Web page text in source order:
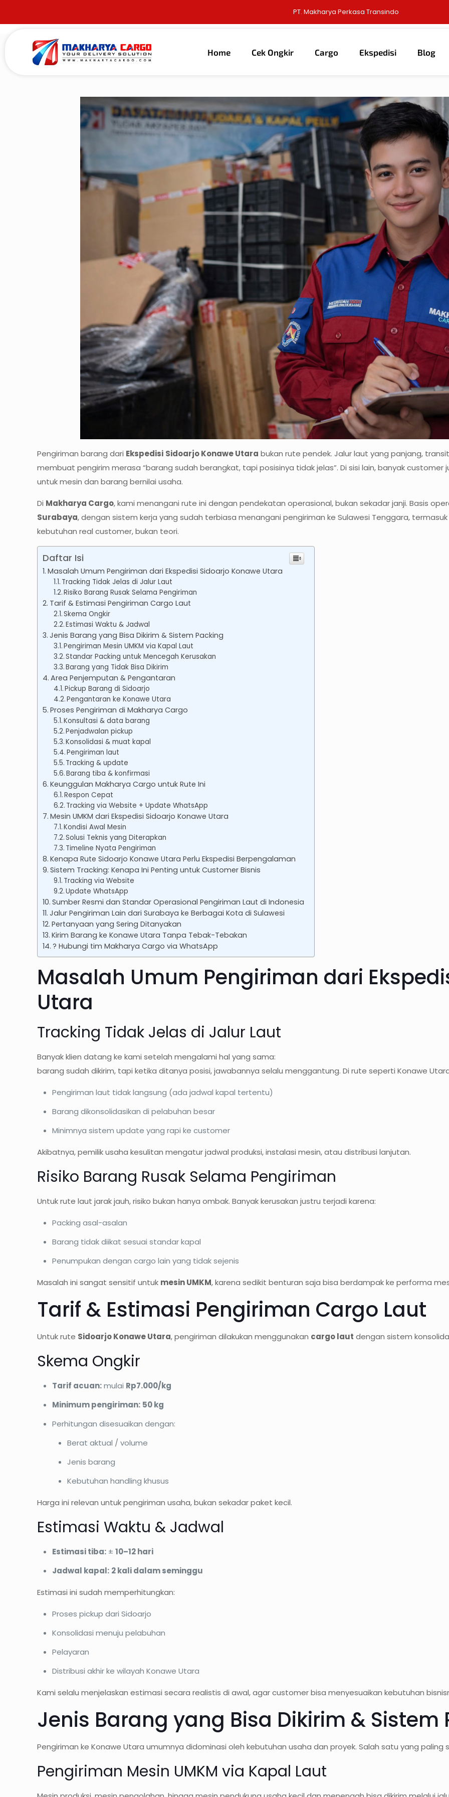
PT. Makharya Perkasa Transindo
Home Cek Ongkir Cargo Ekspedisi Blog
Published by alma gunaon 24 Januari 2026
Pengiriman barang dari Ekspedisi Sidoarjo Konawe Utara bukan rute pendek. Jalur laut yang panjang,
membuat pengirim merasa “barang sudah berangkat, tapi posisinya tidak jelas”. Di sisi lain, banyak customer
untuk mesin dan barang bernilai usaha.
Di Makharya Cargo, kami menangani rute ini dengan pendekatan operasional, bukan sekadar janji. Basis
Surabaya, dengan sistem kerja yang sudah terbiasa menangani pengiriman ke Sulawesi Tenggara,
kebutuhan real customer, bukan teori.
Daftar Isi
Masalah Umum Pengiriman dari Ekspedisi Sidoarjo Konawe Utara
Tracking Tidak Jelas di Jalur Laut
Risiko Barang Rusak Selama Pengiriman
Tarif & Estimasi Pengiriman Cargo Laut
Skema Ongkir
Estimasi Waktu & Jadwal
Jenis Barang yang Bisa Dikirim & Sistem Packing
Pengiriman Mesin UMKM via Kapal Laut
Standar Packing untuk Mencegah Kerusakan
Barang yang Tidak Bisa Dikirim
Area Penjemputan & Pengantaran
Pickup Barang di Sidoarjo
Pengantaran ke Konawe Utara
Proses Pengiriman di Makharya Cargo
Konsultasi & data barang
Penjadwalan pickup
Konsolidasi & muat kapal
Pengiriman laut
Tracking & update
Barang tiba & konfirmasi
Keunggulan Makharya Cargo untuk Rute Ini
Respon Cepat
Tracking via Website + Update WhatsApp
Mesin UMKM dari Ekspedisi Sidoarjo Konawe Utara
Kondisi Awal Mesin
Solusi Teknis yang Diterapkan
Timeline Nyata Pengiriman
Kenapa Rute Sidoarjo Konawe Utara Perlu Ekspedisi Berpengalaman
Sistem Tracking: Kenapa Ini Penting untuk Customer Bisnis
Tracking via Website
Update WhatsApp
Sumber Resmi dan Standar Operasional Pengiriman Laut di Indonesia
Jalur Pengiriman Lain dari Surabaya ke Berbagai Kota di Sulawesi
Pertanyaan yang Sering Ditanyakan
Kirim Barang ke Konawe Utara Tanpa Tebak-Tebakan
? Hubungi tim Makharya Cargo via WhatsApp
Masalah Umum Pengiriman dari
Utara
Tracking Tidak Jelas di Jalur Laut
Banyak klien datang ke kami setelah mengalami hal yang sama:
barang sudah dikirim, tapi ketika ditanya posisi, jawabannya selalu menggantung. Di rute seperti Konawe
Pengiriman laut tidak langsung (ada jadwal kapal tertentu)
Barang dikonsolidasikan di pelabuhan besar
Minimnya sistem update yang rapi ke customer
Akibatnya, pemilik usaha kesulitan mengatur jadwal produksi, instalasi mesin, atau distribusi lanjutan.
Risiko Barang Rusak Selama Pengiriman
Untuk rute laut jarak jauh, risiko bukan hanya ombak. Banyak kerusakan justru terjadi karena:
Packing asal-asalan
Barang tidak diikat sesuai standar kapal
Penumpukan dengan cargo lain yang tidak sejenis
Masalah ini sangat sensitif untuk mesin UMKM, karena sedikit benturan saja bisa berdampak ke performa
Tarif & Estimasi Pengiriman Cargo Laut
Untuk rute Sidoarjo Konawe Utara, pengiriman dilakukan menggunakan cargo laut dengan sistem
Skema Ongkir
Tarif acuan:mulai Rp7.000/kg
Minimum pengiriman: 50 kg
Perhitungan disesuaikan dengan:
Berat aktual / volume
Jenis barang
Kebutuhan handling khusus
Harga ini relevan untuk pengiriman usaha, bukan sekadar paket kecil.
Estimasi Waktu & Jadwal
Estimasi tiba: ±10–12 hari
Jadwal kapal: 2 kali dalam seminggu
Estimasi ini sudah memperhitungkan:
Proses pickup dari Sidoarjo
Konsolidasi menuju pelabuhan
Pelayaran
Distribusi akhir ke wilayah Konawe Utara
Kami selalu menjelaskan estimasi secara realistis di awal, agar customer bisa menyesuaikan kebutuhan
Jenis Barang yang Bisa Dikirim & Sistem
Pengiriman ke Konawe Utara umumnya didominasi oleh kebutuhan usaha dan proyek. Salah satu yang paling
Pengiriman Mesin UMKM via Kapal Laut